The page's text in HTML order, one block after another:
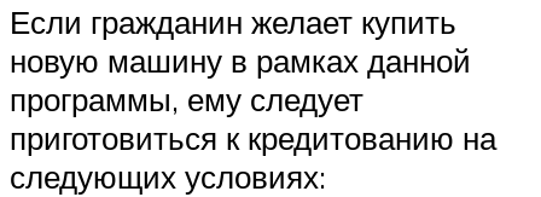
Если гражданин желает купить
новую машину в рамках данной
программы, ему следует
приготовиться к кредитованию на
следующих условиях: